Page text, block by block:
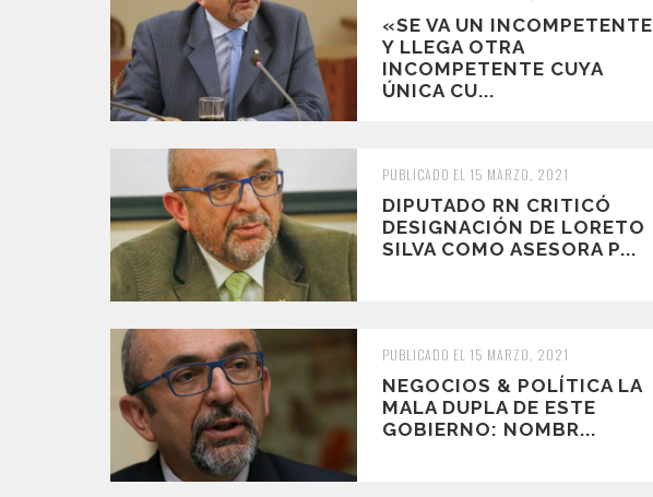
«SE VA UN INCOMPETENTE
Y LLEGA OTRA
INCOMPETENTE CUYA
ÚNICA CU...
PUBLICADO EL 15 MARZO, 2021
DIPUTADO RN CRITICÓ
DESIGNACIÓN DE LORETO
SILVA COMO ASESORA P...
PUBLICADO EL 15 MARZO, 2021
NEGOCIOS & POLÍTICA LA
MALA DUPLA DE ESTE
GOBIERNO: NOMBR...